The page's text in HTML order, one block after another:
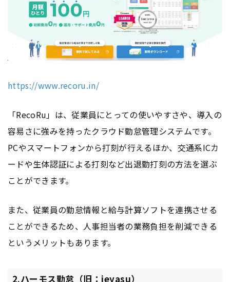
https://www.recoru.in/
「RecoRu」は、従業員にとっての使いやすさや、導入の
容易さに強みを持ったクラウド勤怠管理システムです。
PCやスマートフォンから打刻が行えるほか、交通系ICカ
ードや生体認証による打刻など出退勤打刻の方法を選ぶ
ことができます。
また、従業員の勤怠情報と給与計算ソフトを連携させる
ことができるため、人事担当者の業務負担を削減できる
というメリットもあります。
2.ハーモス勤怠（旧：ieyasu）